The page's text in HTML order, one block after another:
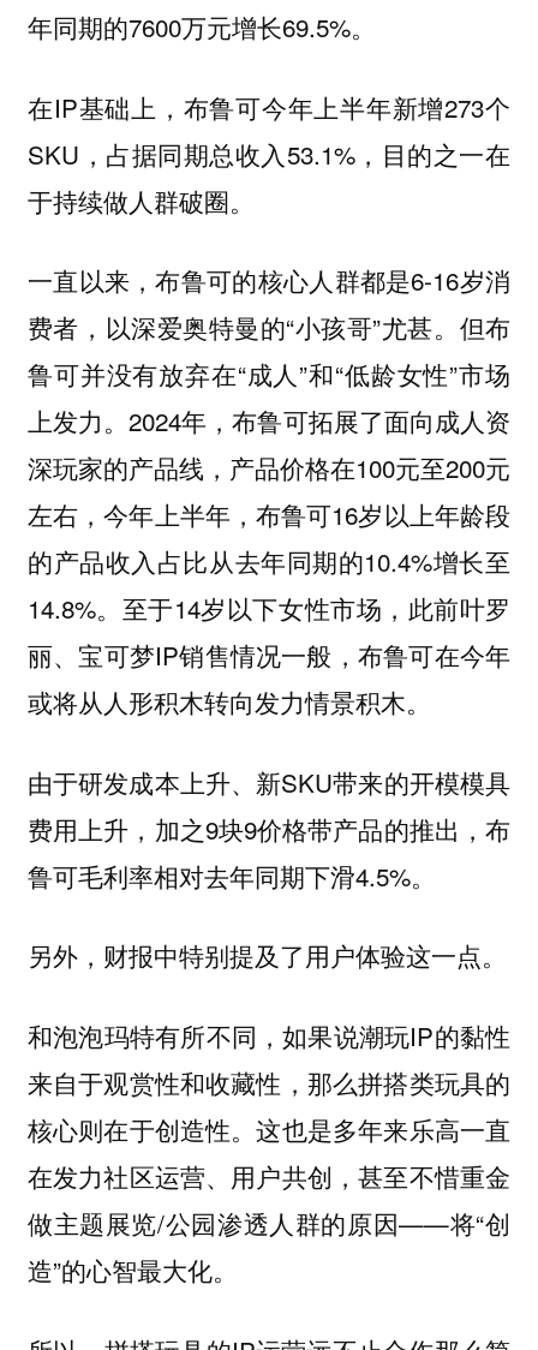
年同期的7600万元增长69.5%。
在IP基础上，布鲁可今年上半年新增273个
SKU，占据同期总收入53.1%，目的之一在
于持续做人群破圈。
一直以来，布鲁可的核心人群都是6-16岁消
费者，以深爱奥特曼的“小孩哥”尤甚。但布
鲁可并没有放弃在“成人”和“低龄女性”市场
上发力。2024年，布鲁可拓展了面向成人资
深玩家的产品线，产品价格在100元至200元
左右，今年上半年，布鲁可16岁以上年龄段
的产品收入占比从去年同期的10.4%增长至
14.8%。至于14岁以下女性市场，此前叶罗
丽、宝可梦IP销售情况一般，布鲁可在今年
或将从人形积木转向发力情景积木。
由于研发成本上升、新SKU带来的开模模具
费用上升，加之9块9价格带产品的推出，布
鲁可毛利率相对去年同期下滑4.5%。
另外，财报中特别提及了用户体验这一点。
和泡泡玛特有所不同，如果说潮玩IP的黏性
来自于观赏性和收藏性，那么拼搭类玩具的
核心则在于创造性。这也是多年来乐高一直
在发力社区运营、用户共创，甚至不惜重金
做主题展览/公园渗透人群的原因——将“创
造”的心智最大化。